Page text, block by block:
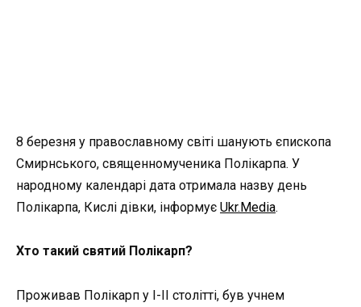
8 березня у православному світі шанують єпископа
Смирнського, священномученика Полікарпа. У
народному календарі дата отримала назву день
Полікарпа, Кислі дівки, інформує Ukr.Media.
Хто такий святий Полікарп?
Проживав Полікарп у I-II столітті, був учнем